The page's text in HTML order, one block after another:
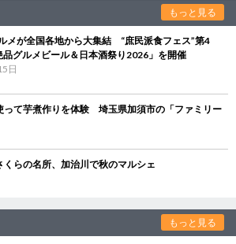
もっと見る
メが全国各地から大集結 “庶民派食フェス”第4
品グルメビール＆日本酒祭り2026」を開催
日
って芋煮作りを体験 埼玉県加須市の「ファミリー
らの名所、加治川で秋のマルシェ
もっと見る